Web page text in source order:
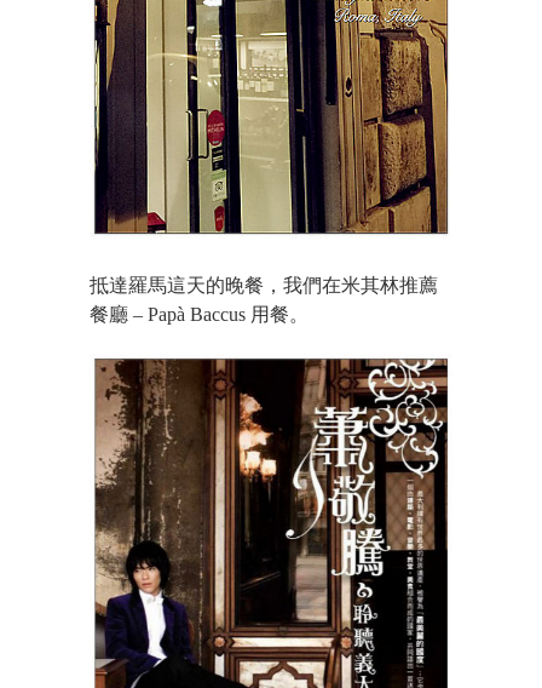
抵達羅馬這天的晚餐，我們在米其林推薦
餐廳 – Papà Baccus 用餐。